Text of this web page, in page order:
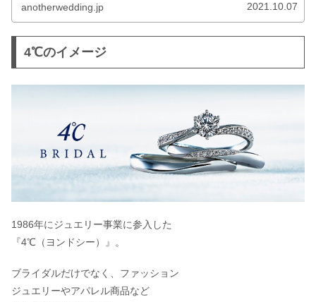
anotherwedding.jp 2021.10.07
4℃のイメージ
1986年にジュエリー事業に参入した
『4℃（ヨンドシー）』。
ブライダルだけでなく、ファッション
ジュエリーやアパレル商品など